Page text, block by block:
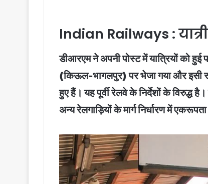
Indian Railways :
डीआरएम ने अपनी पोस्ट में यात्रियों को हुई
(किऊल-भागलपुर) पर भेजा गया और इसी
हुए हैं। यह पूर्वी रेलवे के निर्देशों के विरुद्ध
अन्य रेलगाड़ियों के मार्ग निर्धारण में